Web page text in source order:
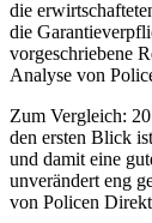
die
die
vorgeschriebene
Analyse von
Zum Vergleich:
den ersten Blick
und damit eine
unverändert eng
von Policen